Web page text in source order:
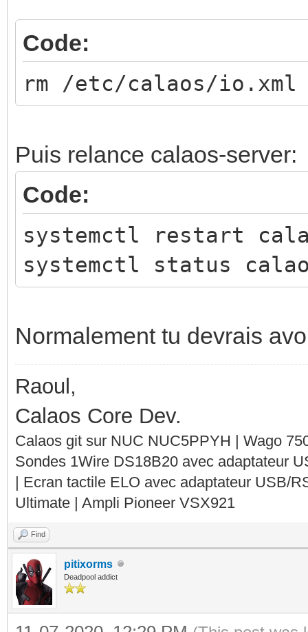
Code:
rm /etc/calaos/
Puis relance calaos-server:
Code:
systemctl restart
systemctl status
Normalement tu devrais
Raoul,
Calaos Core Dev.
Calaos git sur NUC NUC5PPYH | Wago
Sondes 1Wire DS18B20 avec adaptateur
| Ecran tactile ELO avec adaptateur USB/
Ultimate | Ampli Pioneer VSX921
Find
pitixorms
Deadpool addict